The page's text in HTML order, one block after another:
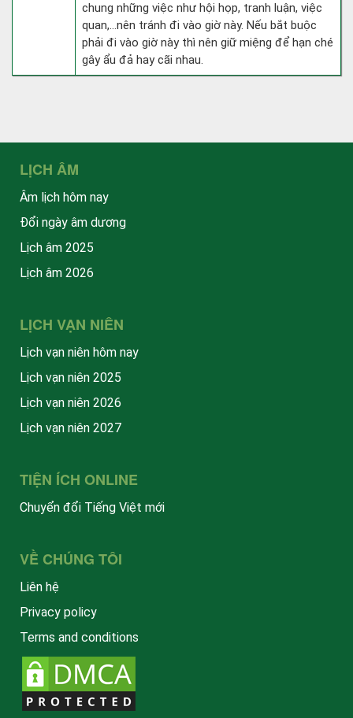
chung những việc như hội họp, tranh luận, việc
quan,…nên tránh đi vào giờ này. Nếu bắt buộc
phải đi vào giờ này thì nên giữ miệng để hạn ché
gây ẩu đả hay cãi nhau.
LỊCH ÂM
Âm lịch hôm nay
Đổi ngày âm dương
Lịch âm 2025
Lịch âm 2026
LỊCH VẠN NIÊN
Lịch vạn niên hôm nay
Lịch vạn niên 2025
Lịch vạn niên 2026
Lịch vạn niên 2027
TIỆN ÍCH ONLINE
Chuyển đổi Tiếng Việt mới
VỀ CHÚNG TÔI
Liên hệ
Privacy policy
Terms and conditions